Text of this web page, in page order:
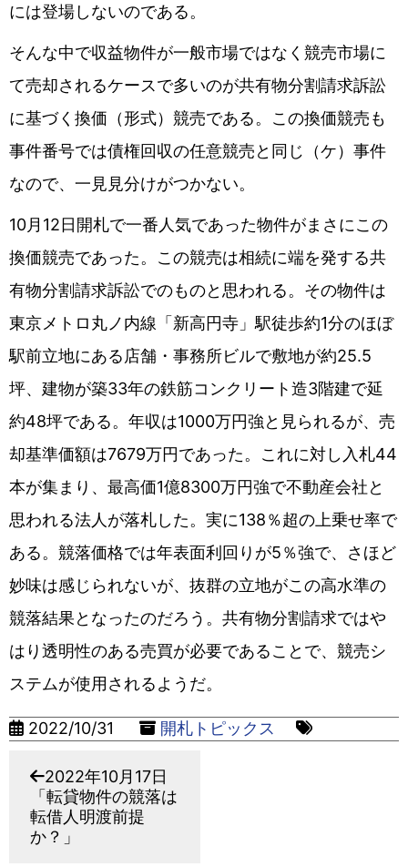
には登場しないのである。
そんな中で収益物件が一般市場ではなく競売市場に
て売却されるケースで多いのが共有物分割請求訴訟
に基づく換価（形式）競売である。この換価競売も
事件番号では債権回収の任意競売と同じ（ケ）事件
なので、一見見分けがつかない。
10月12日開札で一番人気であった物件がまさにこの
換価競売であった。この競売は相続に端を発する共
有物分割請求訴訟でのものと思われる。その物件は
東京メトロ丸ノ内線「新高円寺」駅徒歩約1分のほぼ
駅前立地にある店舗・事務所ビルで敷地が約25.5
坪、建物が築33年の鉄筋コンクリート造3階建で延
約48坪である。年収は1000万円強と見られるが、売
却基準価額は7679万円であった。これに対し入札44
本が集まり、最高価1億8300万円強で不動産会社と
思われる法人が落札した。実に138％超の上乗せ率で
ある。競落価格では年表面利回りが5％強で、さほど
妙味は感じられないが、抜群の立地がこの高水準の
競落結果となったのだろう。共有物分割請求ではや
はり透明性のある売買が必要であることで、競売シ
ステムが使用されるようだ。
2022/10/31 開札トピックス
2022年10月17日
「転貸物件の競落は
転借人明渡前提
か？」